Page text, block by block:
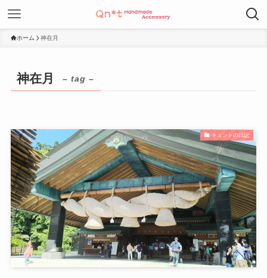
ホーム 神在月
神在月 – tag –
キュントの日記